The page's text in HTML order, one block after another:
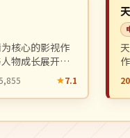
核心的影视作
物成长展开，
观看。
7.1